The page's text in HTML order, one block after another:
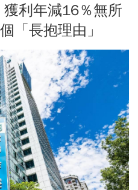
利年減16％無所
「長抱理由」